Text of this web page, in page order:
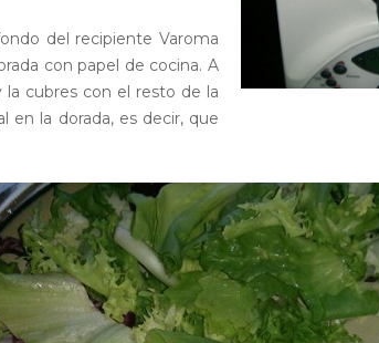
del recipiente Varoma
con papel de cocina. A
cubres con el resto de la
en la dorada, es decir, que